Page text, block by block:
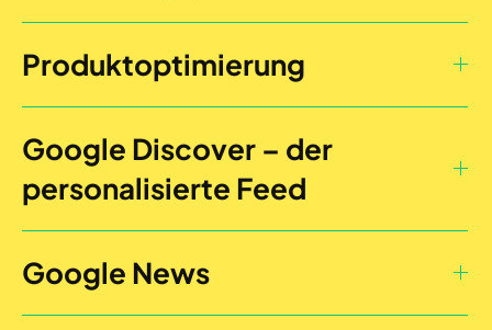
Produktoptimierung
Google Discover – der
personalisierte Feed
Google News